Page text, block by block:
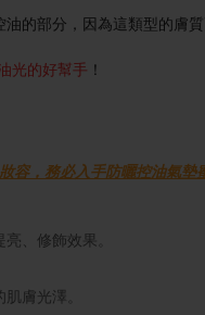
的部分，因為這類型的膚
光的好幫手 ！
容，務必入手防曬控油氣墊
、修飾效果。
膚光澤。